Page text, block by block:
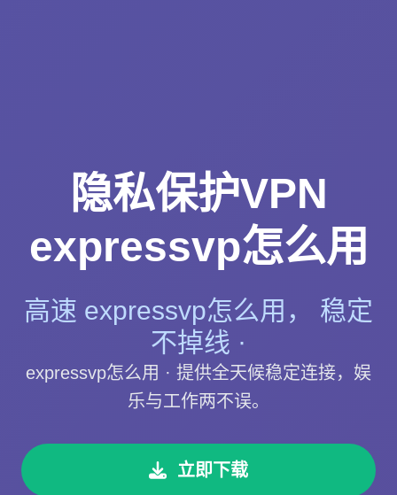
隐私保护VPN
expressvp怎么用
高速 expressvp怎么用， 稳定
不掉线 ·
expressvp怎么用 · 提供全天候稳定连接，娱
乐与工作两不误。
立即下载